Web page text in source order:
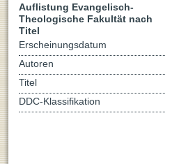
Auflistung Evangelisch-
Theologische Fakultät nach
Titel
Erscheinungsdatum
Autoren
Titel
DDC-Klassifikation